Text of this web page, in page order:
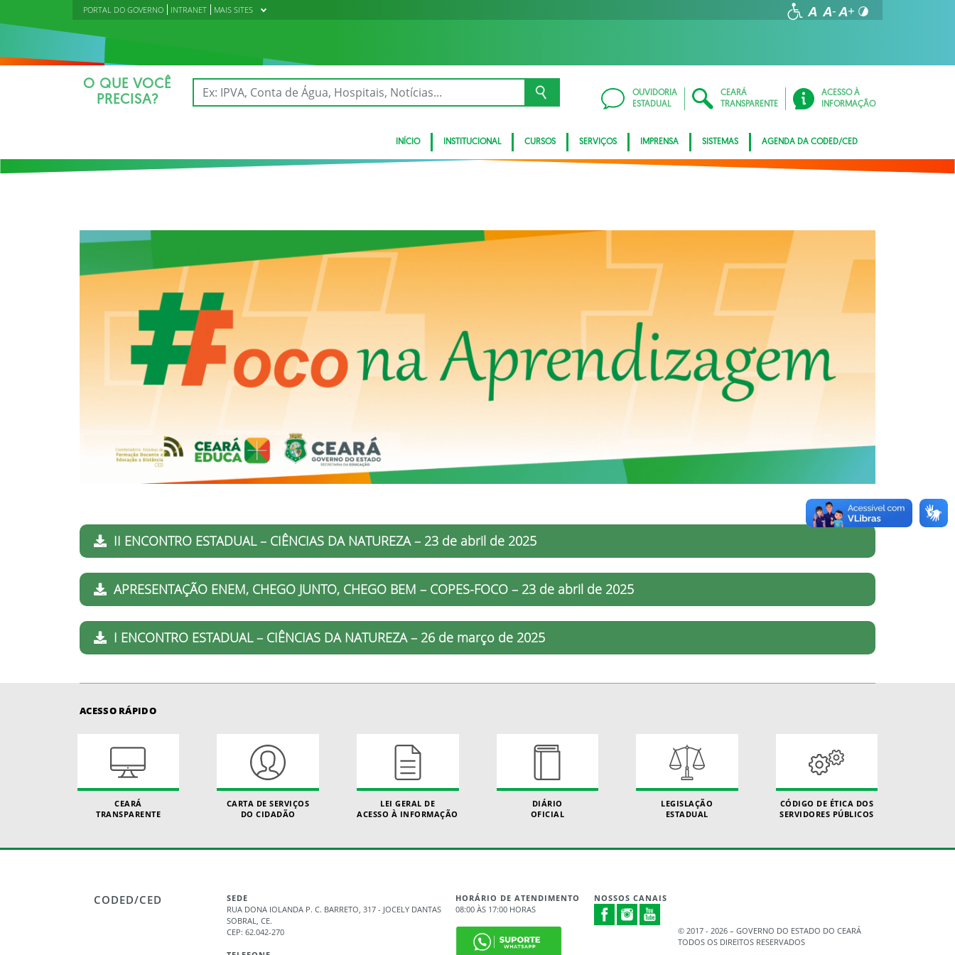
PORTAL DO GOVERNO INTRANET MAIS SITES
O QUE VOCÊ
PRECISA?
OUVIDORIA
ESTADUAL
CEARÁ
TRANSPARENTE
ACESSO À
INFORMAÇÃO
INÍCIO INSTITUCIONAL CURSOS SERVIÇOS IMPRENSA SISTEMAS AGENDA DA CODED/CED
II ENCONTRO ESTADUAL – CIÊNCIAS DA NATUREZA – 23 de abril de 2025
APRESENTAÇÃO ENEM, CHEGO JUNTO, CHEGO BEM – COPES-FOCO – 23 de abril de 2025
I ENCONTRO ESTADUAL – CIÊNCIAS DA NATUREZA – 26 de março de 2025
ACESSO RÁPIDO
CEARÁ
TRANSPARENTE
CARTA DE SERVIÇOS
DO CIDADÃO
LEI GERAL DE
ACESSO À INFORMAÇÃO
DIÁRIO
OFICIAL
LEGISLAÇÃO
ESTADUAL
CÓDIGO DE ÉTICA DOS
SERVIDORES PÚBLICOS
CODED/CED
SEDE
RUA DONA IOLANDA P. C. BARRETO, 317 - JOCELY DANTAS
SOBRAL, CE.
CEP: 62.042-270
HORÁRIO DE ATENDIMENTO
08:00 ÀS 17:00 HORAS
NOSSOS CANAIS
© 2017 - 2026 – GOVERNO DO ESTADO DO CEARÁ
TODOS OS DIREITOS RESERVADOS